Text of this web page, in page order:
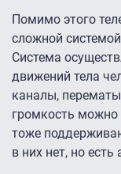
Помимо этого
сложной
Система
движений тела
каналы,
громкость можно
тоже
в них нет, но есть